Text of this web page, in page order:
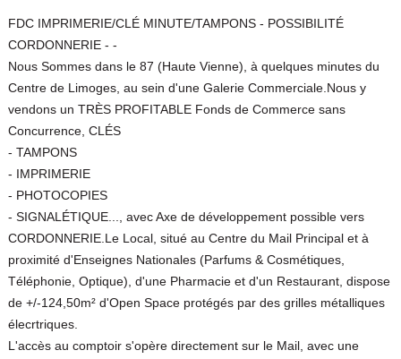
FDC IMPRIMERIE/CLÉ MINUTE/TAMPONS - POSSIBILITÉ
CORDONNERIE - -
Nous Sommes dans le 87 (Haute Vienne), à quelques minutes du
Centre de Limoges, au sein d'une Galerie Commerciale.Nous y
vendons un TRÈS PROFITABLE Fonds de Commerce sans
Concurrence, CLÉS
- TAMPONS
- IMPRIMERIE
- PHOTOCOPIES
- SIGNALÉTIQUE..., avec Axe de développement possible vers
CORDONNERIE.Le Local, situé au Centre du Mail Principal et à
proximité d'Enseignes Nationales (Parfums & Cosmétiques,
Téléphonie, Optique), d'une Pharmacie et d'un Restaurant, dispose
de +/-124,50m² d'Open Space protégés par des grilles métalliques
élecrtriques.
L'accès au comptoir s'opère directement sur le Mail, avec une